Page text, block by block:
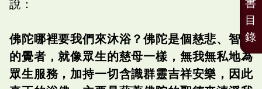
說：
佛陀哪裡要我們來沐浴？佛陀是個慈悲、智慧
的覺者，就像眾生的慈母一樣，無我無私地為
眾生服務，加持一切含識群靈吉祥安樂，因此
書
目
錄